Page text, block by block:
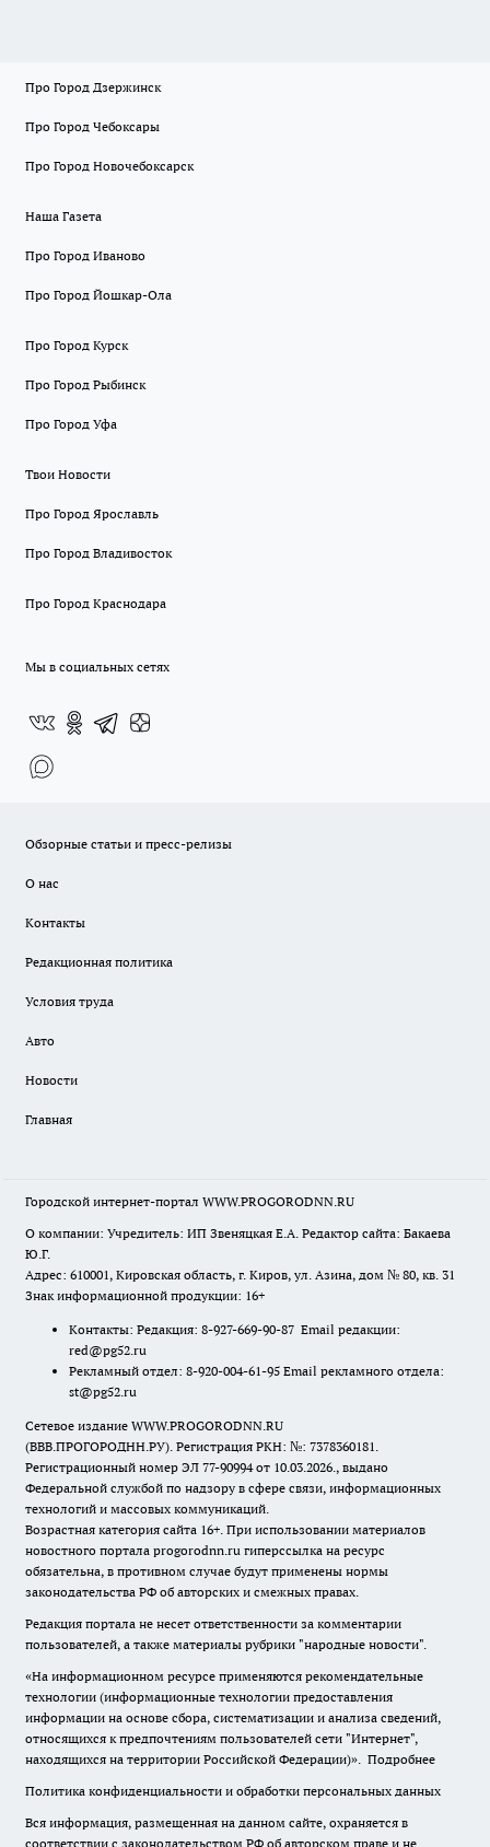
Про Город Дзержинск
Про Город Чебоксары
Про Город Новочебоксарск
Наша Газета
Про Город Иваново
Про Город Йошкар-Ола
Про Город Курск
Про Город Рыбинск
Про Город Уфа
Твои Новости
Про Город Ярославль
Про Город Владивосток
Про Город Краснодара
Мы в социальных сетях
Обзорные статьи и пресс-релизы
О нас
Контакты
Редакционная политика
Условия труда
Авто
Новости
Главная
Городской интернет-портал WWW.PROGORODNN.RU
О компании: Учредитель: ИП Звеняцкая Е.А. Редактор сайта: Бакаева
Ю.Г.
Адрес: 610001, Кировская область, г. Киров, ул. Азина, дом № 80, кв. 31
Знак информационной продукции: 16+
Контакты: Редакция: 8-927-669-90-87 Email редакции:
red@pg52.ru
Рекламный отдел: 8-920-004-61-95 Email рекламного отдела:
st@pg52.ru
Сетевое издание WWW.PROGORODNN.RU
(ВВВ.ПРОГОРОДНН.РУ). Регистрация РКН: №: 7378360181.
Регистрационный номер ЭЛ 77-90994 от 10.03.2026., выдано
Федеральной службой по надзору в сфере связи, информационных
технологий и массовых коммуникаций.
Возрастная категория сайта 16+. При использовании материалов
новостного портала progorodnn.ru гиперссылка на ресурс
обязательна, в противном случае будут применены нормы
законодательства РФ об авторских и смежных правах.
Редакция портала не несет ответственности за комментарии
пользователей, а также материалы рубрики "народные новости".
«На информационном ресурсе применяются рекомендательные
технологии (информационные технологии предоставления
информации на основе сбора, систематизации и анализа сведений,
относящихся к предпочтениям пользователей сети "Интернет",
находящихся на территории Российской Федерации)». Подробнее
Политика конфиденциальности и обработки персональных данных
Вся информация, размещенная на данном сайте, охраняется в
соответствии с законодательством РФ об авторском праве и не